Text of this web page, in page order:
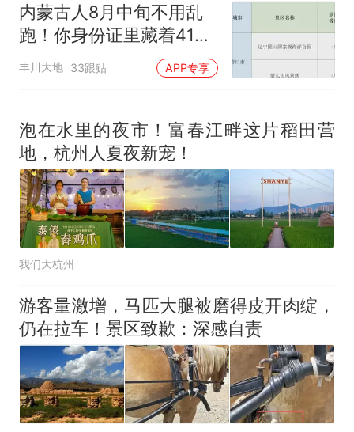
内蒙古人8月中旬不用乱
跑！你身份证里藏着41家
景区的免费游权限→
丰川大地 33跟贴 APP专享
泡在水里的夜市！富春江畔这片稻田营
地，杭州人夏夜新宠！
我们大杭州
游客量激增，马匹大腿被磨得皮开肉绽，
仍在拉车！景区致歉：深感自责